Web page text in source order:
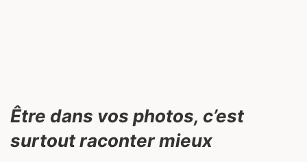
Être dans vos photos, c’est
surtout raconter mieux